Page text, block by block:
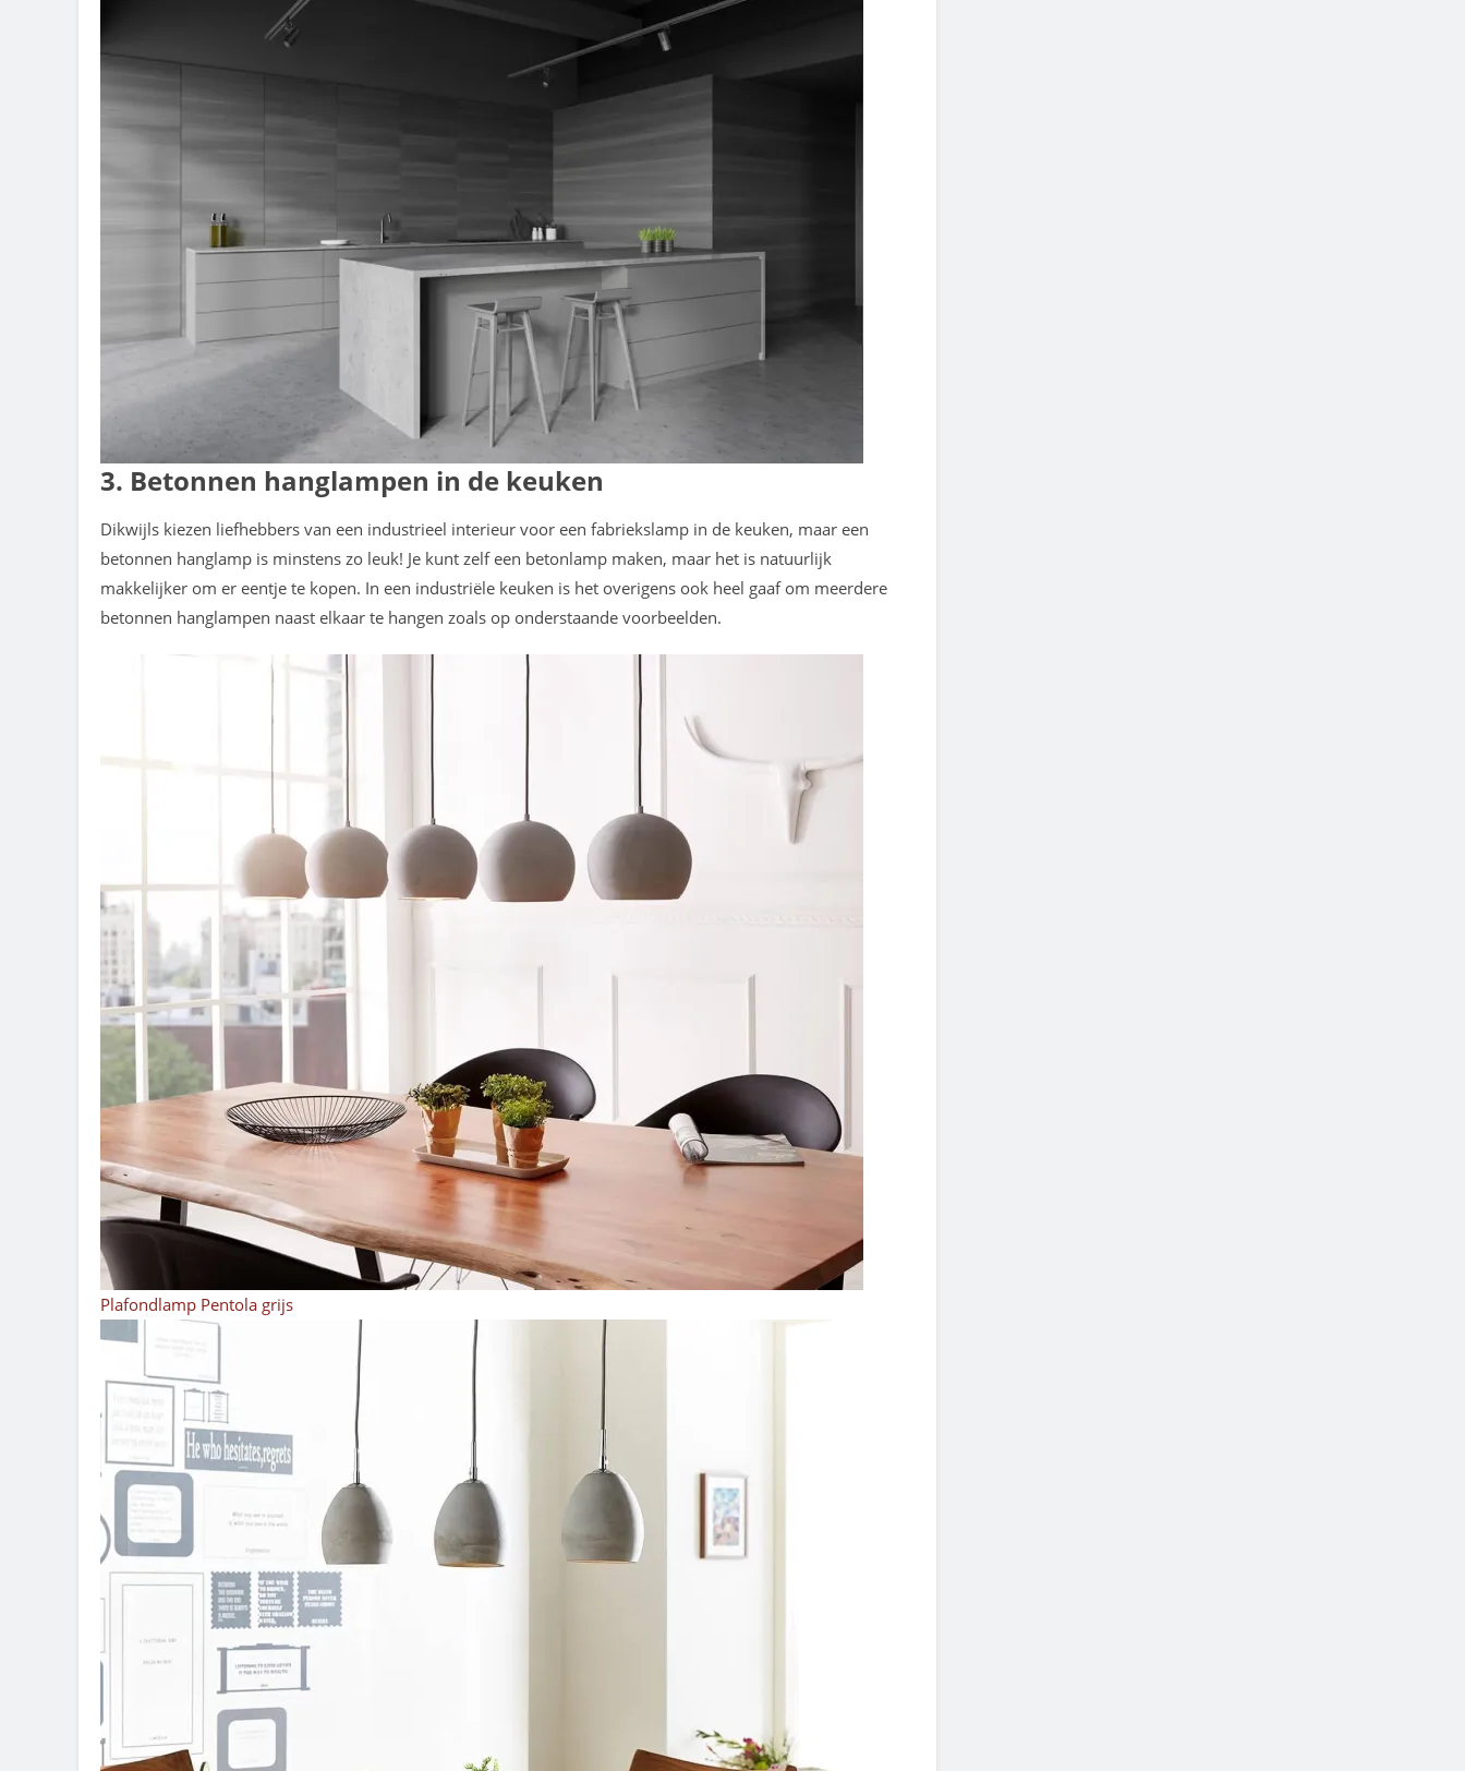
3. Betonnen hanglampen in de keuken
Dikwijls kiezen liefhebbers van een industrieel interieur voor een fabriekslamp in de keuken, maar een
betonnen hanglamp is minstens zo leuk! Je kunt zelf een betonlamp maken, maar het is natuurlijk
makkelijker om er eentje te kopen. In een industriële keuken is het overigens ook heel gaaf om meerdere
betonnen hanglampen naast elkaar te hangen zoals op onderstaande voorbeelden.
Plafondlamp Pentola grijs